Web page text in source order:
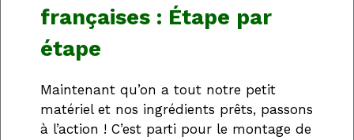
françaises : Étape par
étape
Maintenant qu’on a tout notre petit
matériel et nos ingrédients prêts, passons
à l’action ! C’est parti pour le montage de